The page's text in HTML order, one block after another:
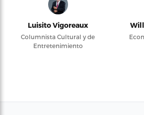
Luisito Vigoreaux
Columnista Cultural y de
Entretenimiento